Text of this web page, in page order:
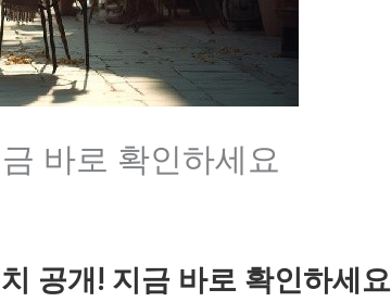
바로 확인하세요
공개! 지금 바로 확인하세요